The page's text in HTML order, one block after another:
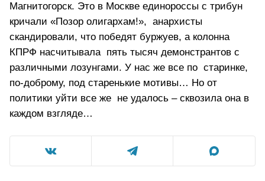
Магнитогорск. Это в Москве единороссы с трибун
кричали «Позор олигархам!», анархисты
скандировали, что победят буржуев, а колонна
КПРФ насчитывала пять тысяч демонстрантов с
различными лозунгами. У нас же все по старинке,
по-доброму, под старенькие мотивы… Но от
политики уйти все же не удалось – сквозила она в
каждом взгляде…